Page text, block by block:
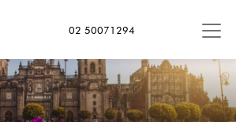
02 50071294
Messico